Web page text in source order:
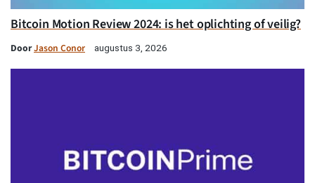
Bitcoin Motion Review 2024: is het oplichting of veilig?
DoorJason Conor augustus 3, 2026